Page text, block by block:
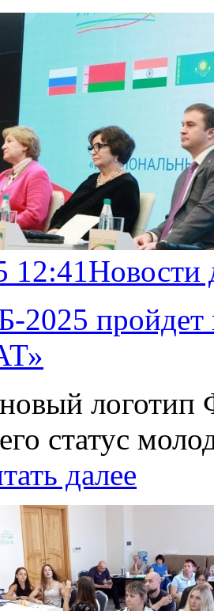
12:41
логотип
статус
далее